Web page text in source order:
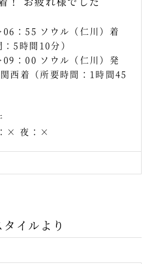
06：55 ソウル（仁川）着
：5時間10分）
09：00 ソウル（仁川）発
西着（所要時間：1時間45
× 夜：×
イルより